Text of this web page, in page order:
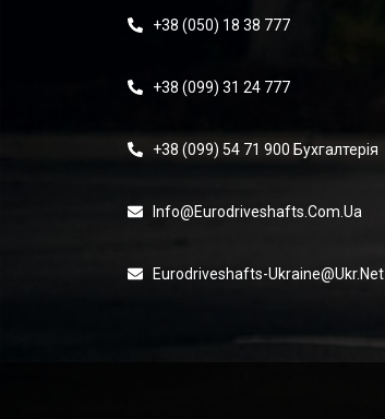
+38 (050) 18 38 777
+38 (099) 31 24 777
+38 (099) 54 71 900 Бухгалтерія
Info@eurodriveshafts.com.ua
Eurodriveshafts-Ukraine@ukr.net